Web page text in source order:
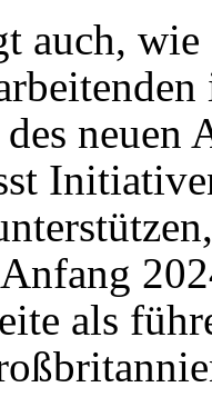
auch,
neuen
als